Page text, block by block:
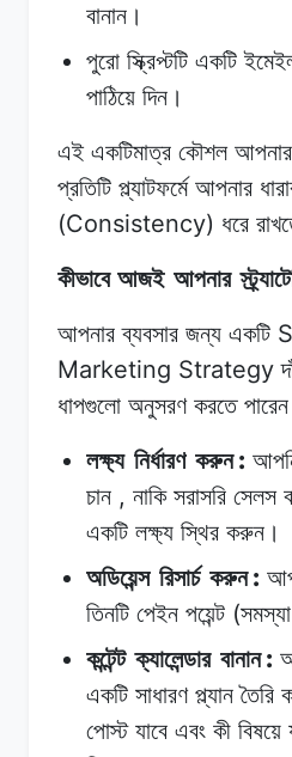
বানান।
পুরো স্ক্রিপ্টটি একটি
পাঠিয়ে দিন।
এই একটিমাত্র কৌশল আপনার
প্রতিটি প্ল্যাটফর্মে আপনার
(Consistency) ধরে
কীভাবে আজই আপনার
আপনার ব্যবসার জন্য একটি
Marketing Strategy
ধাপগুলো অনুসরণ করতে পারেন
লক্ষ্য নির্ধারণ করুন:
চান , নাকি সরাসরি সেলস
একটি লক্ষ্য স্থির করুন।
অডিয়েন্স রিসার্চ করুন:
তিনটি পেইন পয়েন্ট (সমস্যা
কন্টেন্ট ক্যালেন্ডার বানান:
একটি সাধারণ প্ল্যান তৈরি
পোস্ট যাবে এবং কী বিষয়ে